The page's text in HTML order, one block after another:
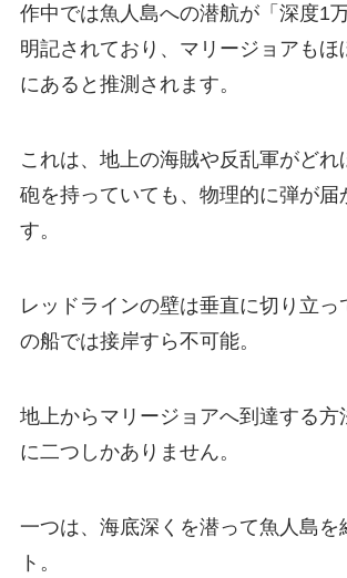
作中では魚人島への潜航が「深度1
明記されており、マリージョアもほ
にあると推測されます。
これは、地上の海賊や反乱軍がどれ
砲を持っていても、物理的に弾が届
す。
レッドラインの壁は垂直に切り立っ
の船では接岸すら不可能。
地上からマリージョアへ到達する方
に二つしかありません。
一つは、海底深くを潜って魚人島を
ト。